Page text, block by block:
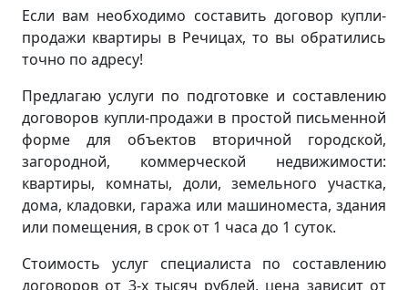
Если вам необходимо составить договор купли-
продажи квартиры в Речицах, то вы обратились
точно по адресу!
Предлагаю услуги по подготовке и составлению
договоров купли-продажи в простой письменной
форме для объектов вторичной городской,
загородной, коммерческой недвижимости:
квартиры, комнаты, доли, земельного участка,
дома, кладовки, гаража или машиноместа, здания
или помещения, в срок от 1 часа до 1 суток.
Стоимость услуг специалиста по составлению
договоров от 3-х тысяч рублей, цена зависит от